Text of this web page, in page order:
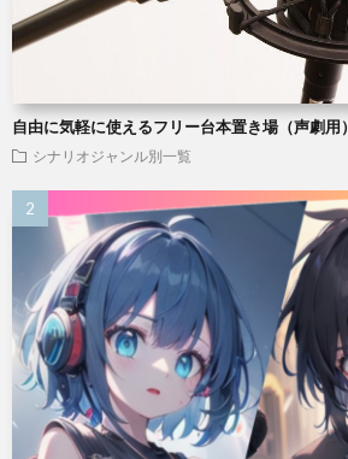
自由に気軽に使えるフリー台本置き場（声劇用）
シナリオジャンル別一覧